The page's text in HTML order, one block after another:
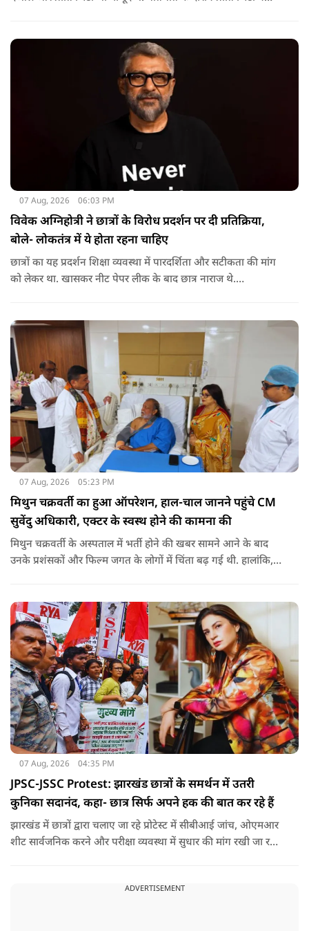
जवाब दिया.
07 Aug, 2026 06:03 PM
विवेक अग्निहोत्री ने छात्रों के विरोध प्रदर्शन पर दी प्रतिक्रिया,
बोले- लोकतंत्र में ये होता रहना चाहिए
छात्रों का यह प्रदर्शन शिक्षा व्यवस्था में पारदर्शिता और सटीकता की मांग
को लेकर था. खासकर नीट पेपर लीक के बाद छात्र नाराज थे.
07 Aug, 2026 05:23 PM
मिथुन चक्रवर्ती का हुआ ऑपरेशन, हाल-चाल जानने पहुंचे CM
सुवेंदु अधिकारी, एक्टर के स्वस्थ होने की कामना की
मिथुन चक्रवर्ती के अस्पताल में भर्ती होने की खबर सामने आने के बाद
उनके प्रशंसकों और फिल्म जगत के लोगों में चिंता बढ़ गई थी. हालांकि,
07 Aug, 2026 04:35 PM
JPSC-JSSC Protest: झारखंड छात्रों के समर्थन में उतरी
कुनिका सदानंद, कहा- छात्र सिर्फ अपने हक की बात कर रहे हैं
झारखंड में छात्रों द्वारा चलाए जा रहे प्रोटेस्ट में सीबीआई जांच, ओएमआर
शीट सार्वजनिक करने और परीक्षा व्यवस्था में सुधार की मांग रखी जा रही
ADVERTISEMENT